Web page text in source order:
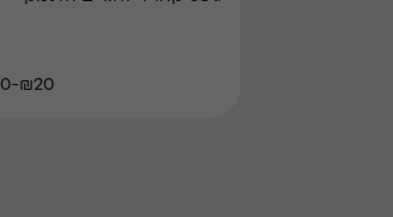
₪20-₪1000